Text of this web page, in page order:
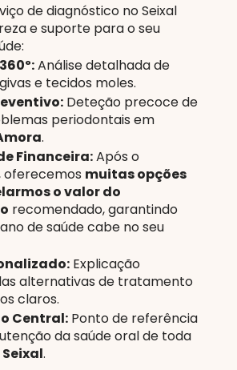
de diagnóstico no Seixal
e suporte para o seu
Análise detalhada de
e tecidos moles.
Deteção precoce de
periodontais em
.
Financeira:Após o
oferecemos muitas opções
o valor do
recomendado, garantindo
de saúde cabe no seu
Explicação
alternativas de tratamento
claros.
Central:Ponto de referência
da saúde oral de toda
Seixal.